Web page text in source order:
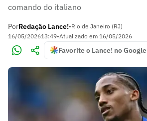
comando do italiano
PorRedação Lance!•Rio de Janeiro (RJ)
16/05/202613:49•Atualizado em 16/05/2026
Favorite o Lance! no Google